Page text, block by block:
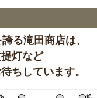
る滝田商店は、
灯など
ちしています。